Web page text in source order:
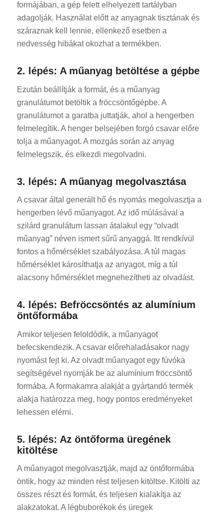
formájában, a gép felett elhelyezett tartályban
adagolják. Használat előtt az anyagnak tisztának és
száraznak kell lennie, ellenkező esetben a
nedvesség hibákat okozhat a termékben.
2. lépés: A műanyag betöltése a gépbe
Ezután beállítják a formát, és a műanyag
granulátumot betöltik a fröccsöntőgépbe. A
granulátumot a garatba juttatják, ahol a hengerben
felmelegítik. A henger belsejében forgó csavar előre
tolja a műanyagot. A mozgás során az anyag
felmelegszik, és elkezdi megolvadni.
3. lépés: A műanyag megolvasztása
A csavar által generált hő és nyomás megolvasztja a
hengerben lévő műanyagot. Az idő múlásával a
szilárd granulátum lassan átalakul egy “olvadt
műanyag” néven ismert sűrű anyaggá. Itt rendkívül
fontos a hőmérséklet szabályozása. A túl magas
hőmérséklet károsíthatja az anyagot, míg a túl
alacsony hőmérséklet megnehezítheti az olvadást.
4. lépés: Befröccsöntés az alumínium
öntőformába
Amikor teljesen feloldódik, a műanyagot
befecskendezik. A csavar előrehaladásakor nagy
nyomást fejt ki. Az olvadt műanyagot egy fúvóka
segítségével nyomják be az alumínium fröccsöntő
formába. A formakamra alakját a gyártandó termék
alakja határozza meg, hogy pontos eredményeket
lehessen elérni.
5. lépés: Az öntőforma üregének
kitöltése
A műanyagot megolvasztják, majd az öntőformába
öntik, hogy az minden rést teljesen kitöltse. Kitölti az
összes részt és formát, és teljesen kialakítja az
alakzatokat. A légbuborékok és üregek